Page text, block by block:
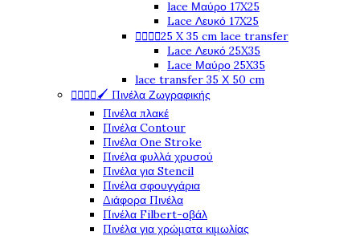
lace Μαύρο 17X25
Lace Λευκό 17X25
25 X 35 cm lace transfer
Lace Λευκό 25X35
Lace Μαύρο 25X35
lace transfer 35 Χ 50 cm
🖌️ Πινέλα Ζωγραφικής
Πινέλα πλακέ
Πινέλα Contour
Πινέλα One Stroke
Πινέλα φυλλά χρυσού
Πινέλα για Stencil
Πινέλα σφουγγάρια
Διάφορα Πινέλα
Πινέλα Filbert-οβάλ
Πινέλα για χρώματα κιμωλίας